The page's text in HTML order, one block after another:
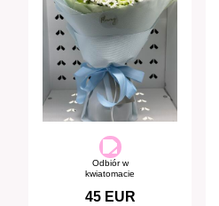
Odbiór w
kwiatomacie
45 EUR